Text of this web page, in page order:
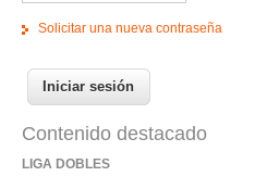
Solicitar una nueva contraseña
Contenido destacado
LIGA DOBLES